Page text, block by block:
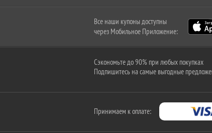
Все наши купоны доступны
через Мобильное Приложение:
Сэкономьте до 90% при любых покупках
Подпишитесь на самые выгодные
Принимаем к оплате: